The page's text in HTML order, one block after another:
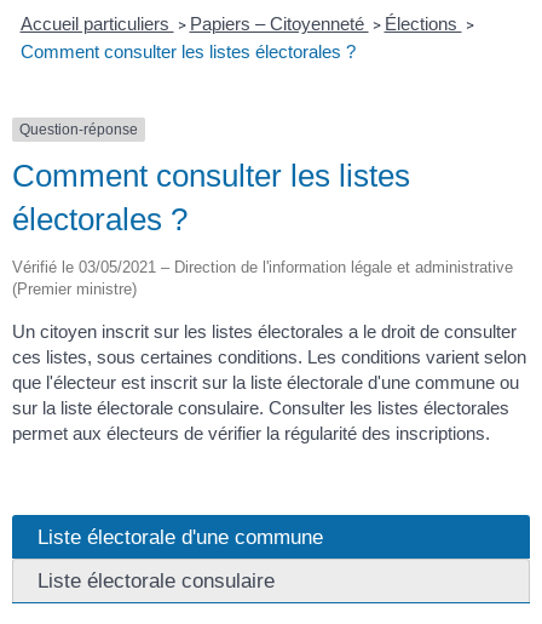
Accueil particuliers > Papiers – Citoyenneté > Élections >
Comment consulter les listes électorales ?
Question-réponse
Comment consulter les listes
électorales ?
Vérifié le 03/05/2021 – Direction de l'information légale et administrative
(Premier ministre)
Un citoyen inscrit sur les listes électorales a le droit de consulter
ces listes, sous certaines conditions. Les conditions varient selon
que l'électeur est inscrit sur la liste électorale d'une commune ou
sur la liste électorale consulaire. Consulter les listes électorales
permet aux électeurs de vérifier la régularité des inscriptions.
Liste électorale d'une commune
Liste électorale consulaire